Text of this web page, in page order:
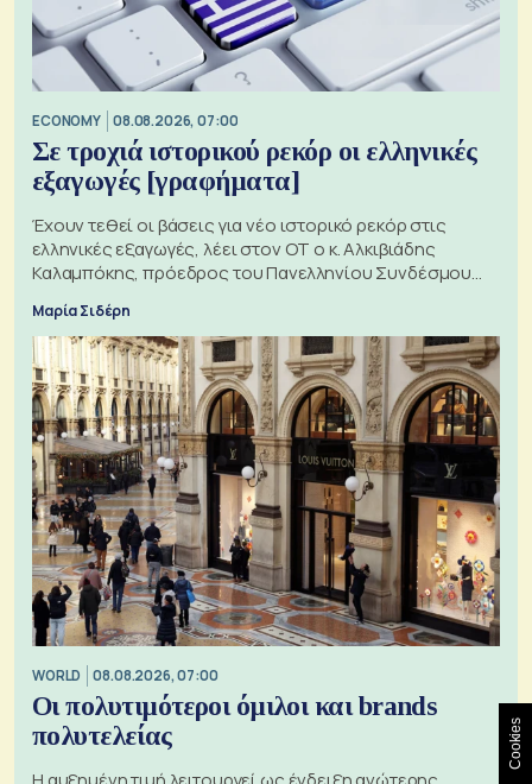
ECONOMY 08.08.2026, 07:00
Σε τροχιά ιστορικού ρεκόρ οι ελληνικές
εξαγωγές [γραφήματα]
Έχουν τεθεί οι βάσεις για νέο ιστορικό ρεκόρ στις
ελληνικές εξαγωγές, λέει στον ΟΤ ο κ. Αλκιβιάδης
Καλαμπόκης, πρόεδρος του Πανελληνίου Συνδέσμου
Εξαγωγέων
Μαρία Σιδέρη
WORLD 08.08.2026, 07:00
Οι πολυτιμότεροι όμιλοι και brands
πολυτελείας
Cookies